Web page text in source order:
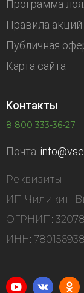
Программа
Правила акций
Публичная
Карта сайта
Контакты
8 800 333-36-27
Почта:
Реквизиты
ИП Чиликин
ОГРНИП:
ИНН: